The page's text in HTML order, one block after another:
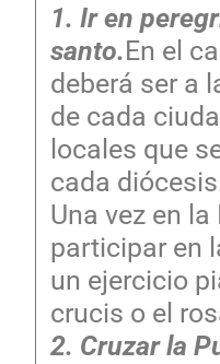
1. Ir en
santo.En el
deberá ser a
de cada
locales que
cada
Una vez en
participar en
un ejercicio
crucis o el
2. Cruzar la